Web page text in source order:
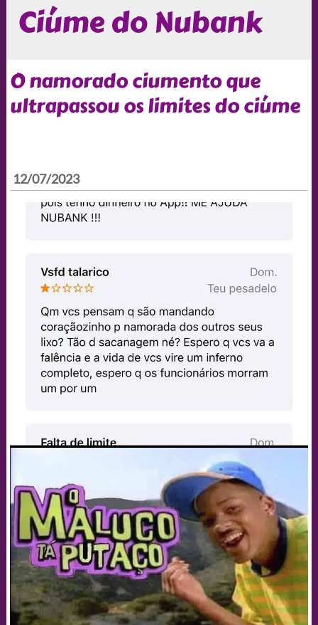
Ciúme do Nubank
O namorado ciumento que
ultrapassou os limites do ciúme
12/07/2023